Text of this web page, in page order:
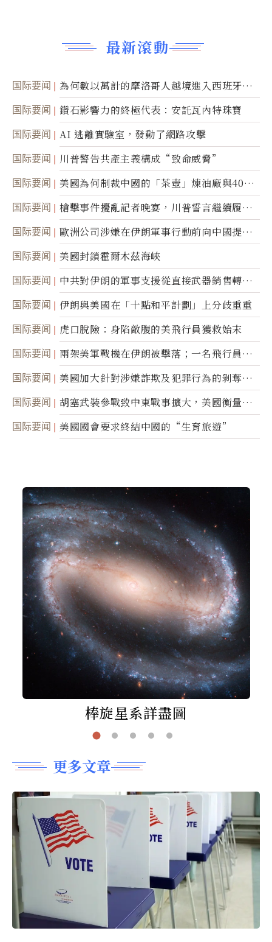
最新滾動
国际要闻
為何數以萬計的摩洛哥人越境進入西班牙休
達
国际要闻 鑽石影響力的終極代表：安託瓦內特珠寶
国际要闻 AI 逃離實驗室，發動了網路攻擊
国际要闻 川普警告共產主義構成“致命威脅”
国际要闻
美國為何制裁中國的「茶壺」煉油廠與40家
航運公司
国际要闻
槍擊事件擾亂記者晚宴，川普誓言繼續履行
職責
国际要闻
歐洲公司涉嫌在伊朗軍事行動前向中國提供
美軍基地的衛星影像
国际要闻 美國封鎖霍爾木茲海峽
国际要闻
中共對伊朗的軍事支援從直接武器銷售轉向
間接技術轉讓
国际要闻 伊朗與美國在「十點和平計劃」上分歧重重
国际要闻 虎口脫險：身陷敵腹的美飛行員獲救始末
国际要闻
兩架美軍戰機在伊朗被擊落；一名飛行員失
蹤
国际要闻
美國加大針對涉嫌詐欺及犯罪行為的剝奪公
民權力度
国际要闻
胡塞武裝參戰致中東戰事擴大，美國衡量地
面入侵的可能性
国际要闻 美國國會要求終結中國的“生育旅遊”
棒旋星系詳盡圖
更多文章